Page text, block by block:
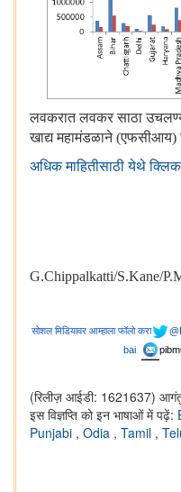
लवकरात लवकर साठा
खाद्य महामंडळाने (एफसीआय)
अधिक माहितीसाठी येथे
G.Chippalkatti/S.Kane/
सोशल मिडियावर आम्हाला फॉलो करा
bai
(रिलीज़ आईडी: 1621637)
इस विज्ञप्ति को इन भाषाओं में पढ़ें:
Punjabi , Odia , Tamil ,